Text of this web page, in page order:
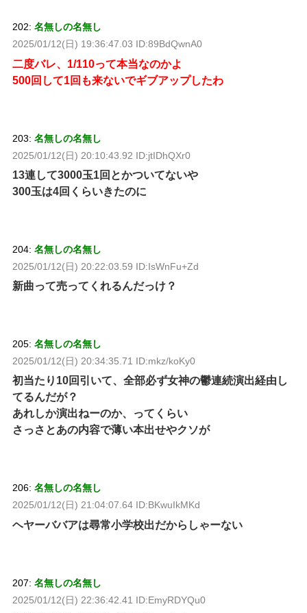
202: 名無しの名無し
2025/01/12(日) 19:36:47.03 ID:89BdQwnA0
二度バレ、1/110って本当なのかよ
500回して1回も来ないでギブアップしたわ
203: 名無しの名無し
2025/01/12(日) 20:10:43.92 ID:jtIDhQXr0
13連して3000玉1回とかついてないや
300玉は4回くらいきたのに
204: 名無しの名無し
2025/01/12(日) 20:22:03.59 ID:IsWnFu+Zd
新曲って売ってくれるんだっけ？
205: 名無しの名無し
2025/01/12(日) 20:34:35.71 ID:mkz/koKy0
初当たり10回引いて、全部必ず女神の鬱連続演出経由し
てるんだが？
あれしか演出ねーのか、ってくらい
さっさとあの内容で薄い本出せやクソが
206: 名無しの名無し
2025/01/12(日) 21:04:07.64 ID:BKwuIkMKd
ヘヤーババアは尋常小学校出だからしゃーない
207: 名無しの名無し
2025/01/12(日) 22:36:42.41 ID:EmyRDYQu0